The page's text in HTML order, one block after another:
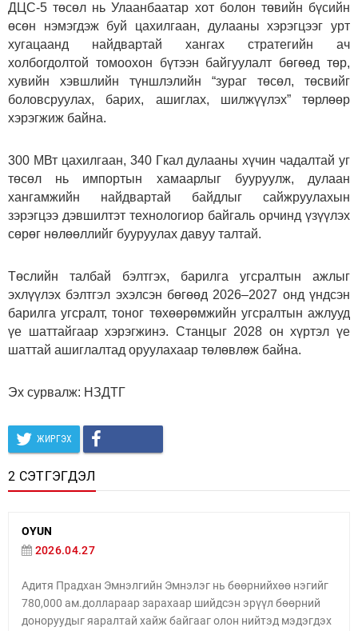
ДЦС-5 төсөл нь Улаанбаатар хот болон төвийн бүсийн
өсөн нэмэгдэж буй цахилгаан, дулааны хэрэгцээг урт
хугацаанд найдвартай хангах стратегийн ач
холбогдолтой томоохон бүтээн байгуулалт бөгөөд төр,
хувийн хэвшлийн түншлэлийн “зураг төсөл, төсвийг
боловсруулах, барих, ашиглах, шилжүүлэх” төрлөөр
хэрэгжиж байна.
300 МВт цахилгаан, 340 Гкал дулааны хүчин чадалтай уг
төсөл нь импортын хамаарлыг бууруулж, дулаан
хангамжийн найдвартай байдлыг сайжруулахын
зэрэгцээ дэвшилтэт технологиор байгаль орчинд үзүүлэх
сөрөг нөлөөллийг бууруулах давуу талтай.
Төслийн талбай бэлтгэх, барилга угсралтын ажлыг
эхлүүлэх бэлтгэл эхэлсэн бөгөөд 2026–2027 онд үндсэн
барилга угсралт, тоног төхөөрөмжийн угсралтын ажлууд
үе шаттайгаар хэрэгжинэ. Станцыг 2028 он хүртэл үе
шаттай ашиглалтад оруулахаар төлөвлөж байна.
Эх сурвалж: НЗДТГ
ЖИРГЭХ
2 СЭТГЭГДЭЛ
OYUN
2026.04.27
Адитя Прадхан Эмнэлгийн Эмнэлэг нь бөөрнийхөө нэгийг
780,000 ам.доллараар зарахаар шийдсэн эрүүл бөөрний
доноруудыг яаралтай хайж байгааг олон нийтэд мэдэгдэх